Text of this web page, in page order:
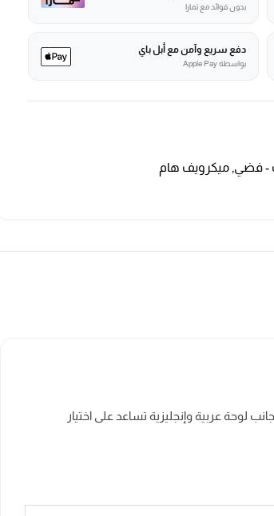
بدون فوائد مع تمارا
دفع سريع وآمن مع أبل باي
بواسطة Apple Pay
, ميكرويف هام
جانب لوحة عربية وإنجليزية تساعد على اختيار